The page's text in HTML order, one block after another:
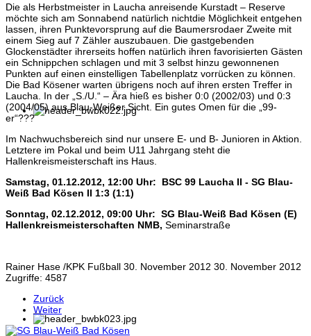
Die als Herbstmeister in Laucha anreisende Kurstadt – Reserve
möchte sich am Sonnabend natürlich nichtdie Möglichkeit entgehen
lassen, ihren Punktevorsprung auf die Baumersrodaer Zweite mit
einem Sieg auf 7 Zähler auszubauen. Die gastgebenden
Glockenstädter ihrerseits hoffen natürlich ihren favorisierten Gästen
ein Schnippchen schlagen und mit 3 selbst hinzu gewonnenen
Punkten auf einen einstelligen Tabellenplatz vorrücken zu können.
Die Bad Kösener warten übrigens noch auf ihren ersten Treffer in
Laucha. In der „S./U.“ – Ära hieß es bisher 0:0 (2002/03) und 0:3
(2004/05) aus Blau-Weißer Sicht. Ein gutes Omen für die „99-
er“???
Im Nachwuchsbereich sind nur unsere E- und B- Junioren in Aktion.
Letztere im Pokal und beim U11 Jahrgang steht die
Hallenkreismeisterschaft ins Haus.
Samstag, 01.12.2012, 12:00 Uhr: BSC 99 Laucha II - SG Blau-
Weiß Bad Kösen II 1:3 (1:1)
Sonntag, 02.12.2012, 09:00 Uhr: SG Blau-Weiß Bad Kösen (E)
Hallenkreismeisterschaften NMB, Seminarstraße
Rainer Hase /KPK Fußball 30. November 2012 30. November 2012
Zugriffe: 4587
Zurück
Weiter